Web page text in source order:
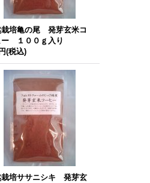
栽培亀の尾 発芽玄米コ
ー １００ｇ入り
(税込)
栽培ササニシキ 発芽玄